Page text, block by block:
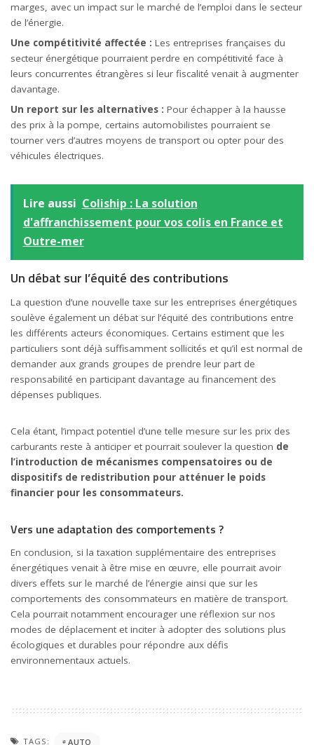
marges, avec un impact sur le marché de l’emploi dans le secteur
de l’énergie.
Une compétitivité affectée : Les entreprises françaises du
secteur énergétique pourraient perdre en compétitivité face à
leurs concurrentes étrangères si leur fiscalité venait à augmenter
davantage.
Un report sur les alternatives : Pour échapper à la hausse
des prix à la pompe, certains automobilistes pourraient se
tourner vers d’autres moyens de transport ou opter pour des
véhicules électriques.
Lire aussi Coliship : La solution
d'affranchissement pour vos colis en France et
Outre-mer
Un débat sur l’équité des contributions
La question d’une nouvelle taxe sur les entreprises énergétiques
soulève également un débat sur l’équité des contributions entre
les différents acteurs économiques. Certains estiment que les
particuliers sont déjà suffisamment sollicités et qu’il est normal de
demander aux grands groupes de prendre leur part de
responsabilité en participant davantage au financement des
dépenses publiques.
Cela étant, l’impact potentiel d’une telle mesure sur les prix des
carburants reste à anticiper et pourrait soulever la question de
l’introduction de mécanismes compensatoires ou de
dispositifs de redistribution pour atténuer le poids
financier pour les consommateurs.
Vers une adaptation des comportements ?
En conclusion, si la taxation supplémentaire des entreprises
énergétiques venait à être mise en œuvre, elle pourrait avoir
divers effets sur le marché de l’énergie ainsi que sur les
comportements des consommateurs en matière de transport.
Cela pourrait notamment encourager une réflexion sur nos
modes de déplacement et inciter à adopter des solutions plus
écologiques et durables pour répondre aux défis
environnementaux actuels.
TAGS: AUTO